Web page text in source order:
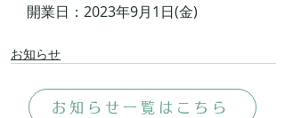
開業日：2023年9月1日(金)
お知らせ
お知らせ一覧はこちら